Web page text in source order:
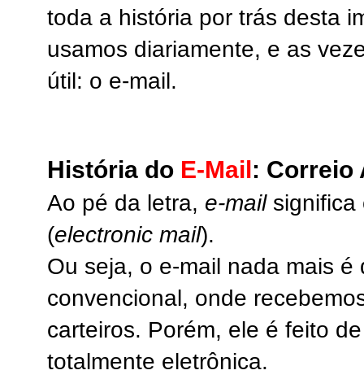
toda a história por trás desta
usamos diariamente, e as
útil: o e-mail.
História do E-Mail : Correio
Ao pé da letra, e-mailsignifica
(electronic mail).
Ou seja, o e-mail nada mais
convencional, onde
carteiros. Porém, ele é feito
totalmente eletrônica.